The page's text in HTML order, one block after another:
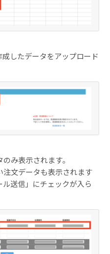
したデータをアップロード
み表示されます。
注文データも表示されます
送信」にチェックが入ら